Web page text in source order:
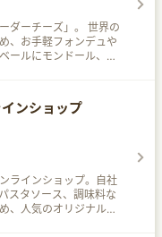
チーズ」。 世界の
、お手軽フォンデュや
ールにモンドール、イ
ンショップ
ラインショップ。自社
スタソース、調味料な
、人気のオリジナルギ